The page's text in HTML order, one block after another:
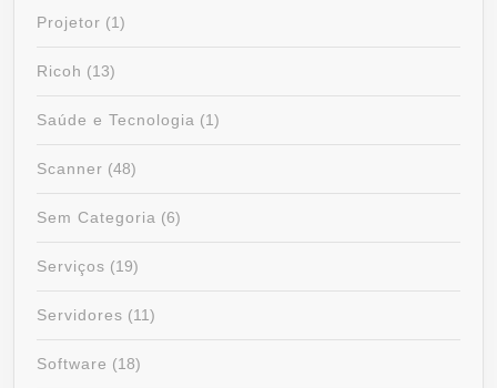
Projetor (1)
Ricoh (13)
Saúde e Tecnologia (1)
Scanner (48)
Sem Categoria (6)
Serviços (19)
Servidores (11)
Software (18)